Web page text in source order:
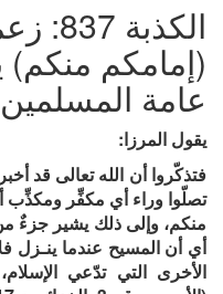
(إمامكم
عامة المسلمين
يقول المرزا:
فتذكّروا أن الله تعالى قد
تصلّوا وراء أي مكفِّر ومكذِّب
منكم، وإلى ذلك يشير جزءٌ
أي أن المسيح عندما ينـزل
الأخرى التي تدّعي